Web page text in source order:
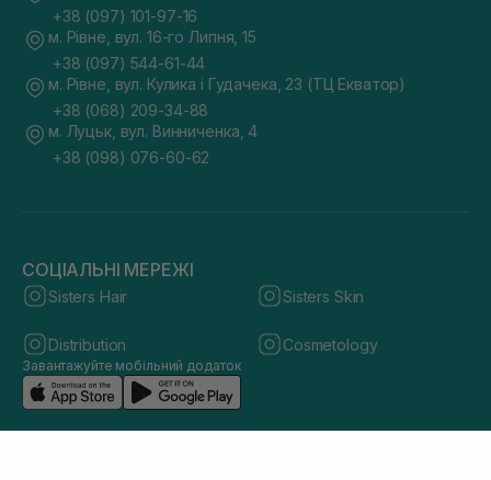
+38 (097) 101-97-16
м. Рівне, вул. 16-го Липня, 15
+38 (097) 544-61-44
м. Рівне, вул. Кулика і Гудачека, 23 (ТЦ Екватор)
+38 (068) 209-34-88
м. Луцьк, вул. Винниченка, 4
+38 (098) 076-60-62
СОЦІАЛЬНІ МЕРЕЖІ
Sisters Hair Sisters Skin
Distribution Cosmetology
Завантажуйте мобільний додаток